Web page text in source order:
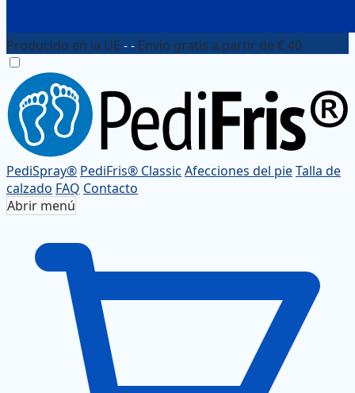
Producido en la UE - - Envío gratis a partir de € 40
PediSpray® PediFris® Classic Afecciones del pieTalla de
calzado FAQ Contacto
Abrir menú